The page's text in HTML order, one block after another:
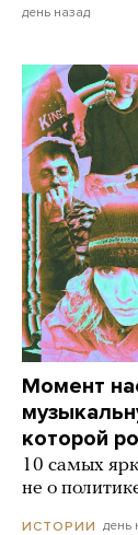
день назад
Момент
которой
10 самых
не о
ИСТОРИИ день